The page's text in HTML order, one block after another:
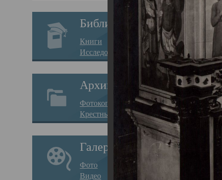
Библиотека
Книги
Исследования
Архив
Фотокопии дел
Крестные ходы
Галерея
Фото
Видео